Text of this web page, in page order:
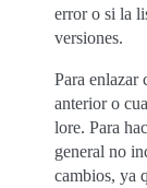
error o si la
versiones.
Para enlazar
anterior o
lore. Para
general no
cambios, ya